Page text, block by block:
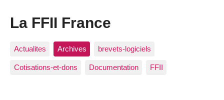
La FFII France
Actualites Archives brevets-logiciels
Cotisations-et-dons Documentation FFII